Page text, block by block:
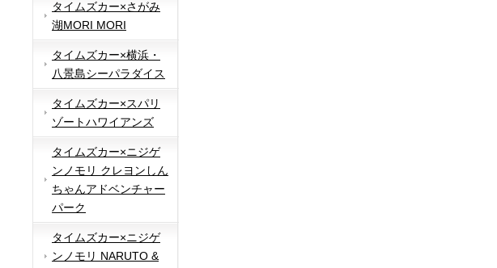
タイムズカー×さがみ
湖MORI MORI
タイムズカー×横浜・
八景島シーパラダイス
タイムズカー×スパリ
ゾートハワイアンズ
タイムズカー×ニジゲ
ンノモリ クレヨンしん
ちゃんアドベンチャー
パーク
タイムズカー×ニジゲ
ンノモリ NARUTO &